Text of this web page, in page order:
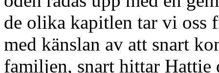
de olika kapitlen tar vi oss
med känslan av att snart
familjen, snart hittar Hattie